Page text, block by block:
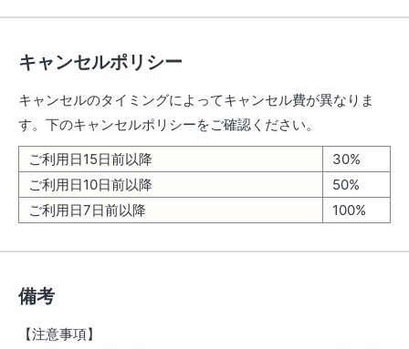
キャンセルポリシー
キャンセルのタイミングによってキャンセル費が異なりま
す。下のキャンセルポリシーをご確認ください。
ご利用日15日前以降
30%
ご利用日10日前以降
50%
ご利用日7日前以降
100%
備考
【注意事項】